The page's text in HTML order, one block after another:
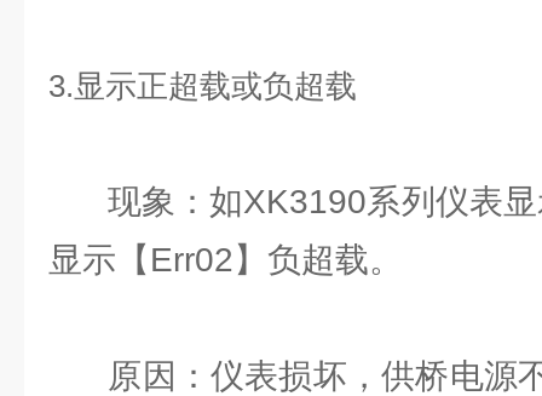
3.显示正超载或负超载
现象：如XK3190系列仪表显
显示【Err02】负超载。
原因：仪表损坏，供桥电源